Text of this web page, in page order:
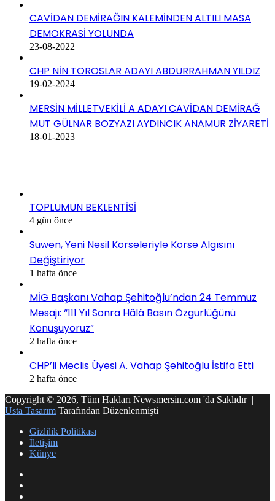
CAVİDAN DEMİRAĞIN KALEMİNDEN ALTILI MASA
DEMOKRASİ YOLUNDA
23-08-2022
CHP NİN TOROSLAR ADAYI ABDURRAHMAN YILDIZ
19-02-2024
MERSİN MİLLETVEKİLİ A ADAYI CAVİDAN DEMİRAĞ
MUT GÜLNAR BOZYAZI AYDINCIK ANAMUR ZİYARETİ
18-01-2023
TOPLUMUN BEKLENTİSİ
4 gün önce
Suwen, Yeni Nesil Korseleriyle Korse Algısını
Değiştiriyor
1 hafta önce
MİG Başkanı Vahap Şehitoğlu’ndan 24 Temmuz
Mesajı: “111 Yıl Sonra Hâlâ Basın Özgürlüğünü
Konuşuyoruz”
2 hafta önce
CHP’li Meclis Üyesi A. Vahap Şehitoğlu İstifa Etti
2 hafta önce
Copyright © 2026, Tüm Hakları Newsmersin.com 'da Saklıdır |
Usta Tasarım Tarafından Düzenlenmişti
Gizlilik Politikası
İletişim
Künye